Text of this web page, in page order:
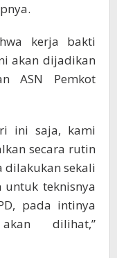
kerja bakti
akan dijadikan
ASN Pemkot
ini saja, kami
secara rutin
dilakukan sekali
teknisnya
pada intinya
dilihat,”